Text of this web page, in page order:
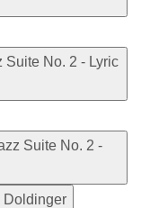
Suite No. 2 - Lyric
Suite No. 2 -
Doldinger